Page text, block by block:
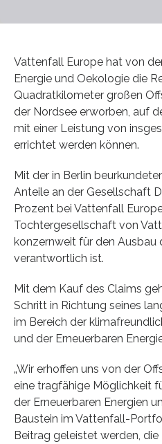
Vattenfall Europe hat von
Energie und Oekologie die
Quadratkilometer großen
der Nordsee erworben, auf
mit einer Leistung von
errichtet werden können.
Mit der in Berlin
Anteile an der Gesellschaft
Prozent bei Vattenfall
Tochtergesellschaft von
konzernweit für den Ausbau
verantwortlich ist.
Mit dem Kauf des Claims
Schritt in Richtung seines
im Bereich der
und der Erneuerbaren
„Wir erhoffen uns von der
eine tragfähige Möglichkeit
der Erneuerbaren Energien
Baustein im Vattenfall-
Beitrag geleistet werden, die